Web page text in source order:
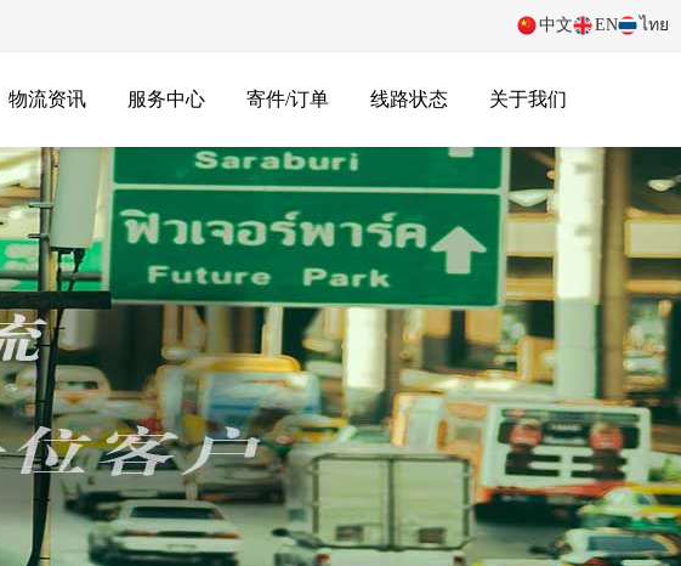
中文 EN ไทย
物流资讯 服务中心 寄件/订单 线路状态 关于我们